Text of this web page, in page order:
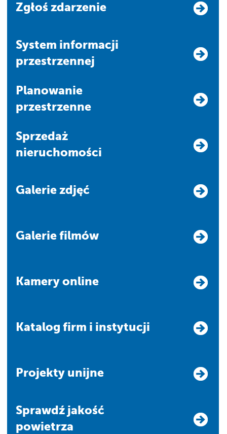
Zgłoś zdarzenie
system informacji
przestrzennej
Planowanie
przestrzenne
Sprzedaż
nieruchomości
Galerie zdjęć
Galerie filmów
Kamery online
Katalog firm i instytucji
Projekty unijne
Sprawdź jakość
powietrza